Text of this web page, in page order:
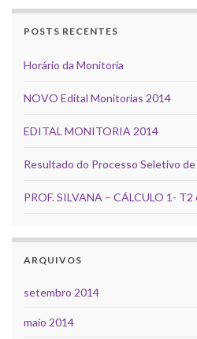
POSTS RECENTES
Horário da Monitoria
NOVO Edital Monitorias 2014
EDITAL MONITORIA 2014
Resultado do Processo Seletivo
PROF. SILVANA – CÁLCULO 1-
ARQUIVOS
setembro 2014
maio 2014